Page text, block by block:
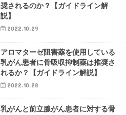
奨されるのか？【ガイドライン解
説】
2022.10.29
アロマターゼ阻害薬を使用している
乳がん患者に骨吸収抑制薬は推奨さ
れるか？【ガイドライン解説】
2022.10.28
乳がんと前立腺がん患者に対する骨